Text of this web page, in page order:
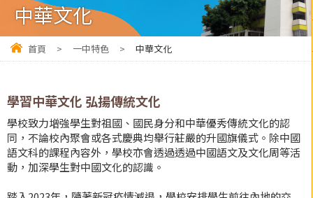
中華文化
首頁 > 一中特色 > 中華文化
學習中華文化 弘揚傳統文化
學校致力增強學生對祖國、國民身分和中華優秀傳統文化的認
同，不論校內聚會或各式慶典均舉行莊嚴的升國旗儀式。除中國
語文科的課程內容外，學校亦會透過透過中國語文及文化周等活
動，加深學生對中國文化的認識。